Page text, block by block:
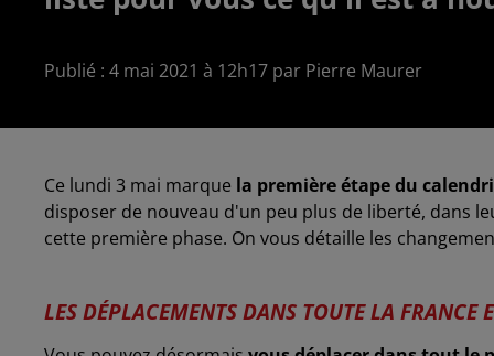
Publié : 4 mai 2021 à 12h17 par Pierre Maurer
Ce lundi 3 mai marque la première étape du
disposer de nouveau d'un peu plus de liberté, dans
cette première phase. On vous détaille les
LES DÉPLACEMENTS DANS TOUTE LA FRANCE